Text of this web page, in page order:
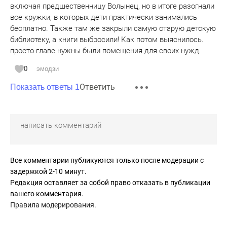
включая предшественницу Волынец, но в итоге разогнали
все кружки, в которых дети практически занимались
бесплатно. Также там же закрыли самую старую детскую
библиотеку, а книги выбросили! Как потом выяснилось.
просто главе нужны были помещения для своих нужд.
0 эмодзи
Показать ответы 1Ответить
Все комментарии публикуются только после модерации с
задержкой 2-10 минут.
Редакция оставляет за собой право отказать в публикации
вашего комментария.
Правила модерирования.